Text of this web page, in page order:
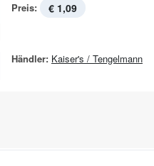
Preis: € 1,09
Händler: Kaiser's / Tengelmann